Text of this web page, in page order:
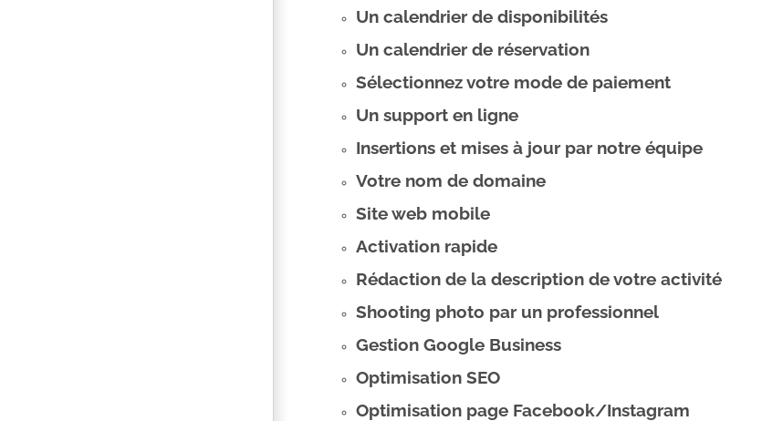
Un calendrier de disponibilités
Un calendrier de réservation
Sélectionnez votre mode de paiement
Un support en ligne
Insertions et mises à jour par notre équipe
Votre nom de domaine
Site web mobile
Activation rapide
Rédaction de la description de votre activité
Shooting photo par un professionnel
Gestion Google Business
Optimisation SEO
Optimisation page Facebook/Instagram